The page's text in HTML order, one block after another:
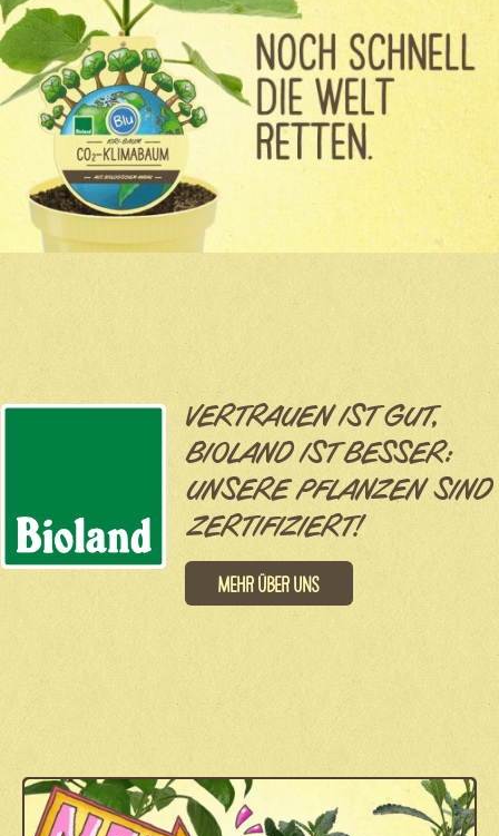
VERTRAUEN IST GUT,
BIOLAND IST BESSER:
UNSERE PFLANZEN SIND
ZERTIFIZIERT!
Mehr über uns